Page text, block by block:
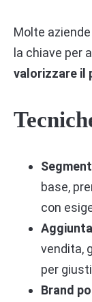
Molte
la chiave per
valorizzare il
base,
con
vendita,
per
Brand